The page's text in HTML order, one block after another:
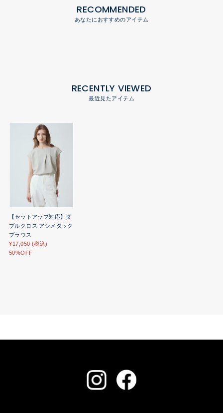
RECOMMENDED
あなたにおすすめのアイテム
RECENTLY VIEWED
最近見たアイテム
【セットアップ対応】ダ
ブルクロス アシメタック
ブラウス
¥17,050 (税込)
50%OFF